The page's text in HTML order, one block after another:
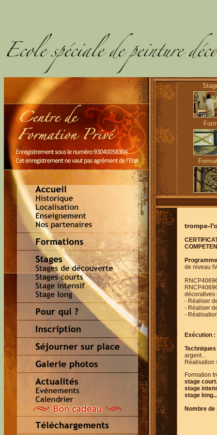
trompe-
de niveau
décoratives
- Réaliser
- Réaliser
-
Exécution :
Techniques
argent...
Réalisation
Formation
stage
stage
stage
Nombre